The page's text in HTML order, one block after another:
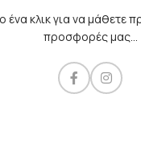
ένα κλικ για να μάθετε
προσφορές μας...​